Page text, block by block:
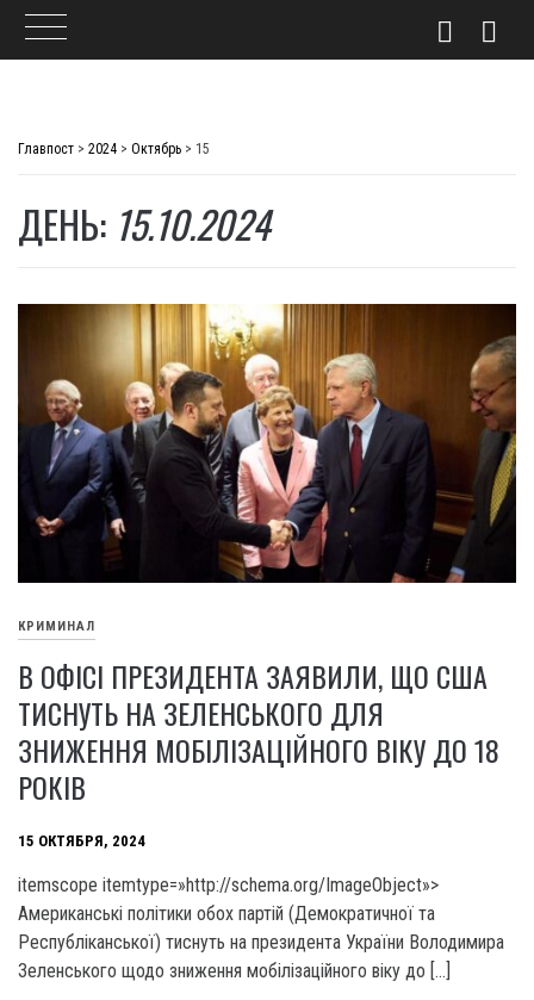
Главпост > 2024 > Октябрь > 15
ДЕНЬ: 15.10.2024
КРИМИНАЛ
В ОФІСІ ПРЕЗИДЕНТА ЗАЯВИЛИ, ЩО США
ТИСНУТЬ НА ЗЕЛЕНСЬКОГО ДЛЯ
ЗНИЖЕННЯ МОБІЛІЗАЦІЙНОГО ВІКУ ДО 18
РОКІВ
15 ОКТЯБРЯ, 2024
itemscope itemtype=»http://schema.org/ImageObject»>
Американські політики обох партій (Демократичної та
Республіканської) тиснуть на президента України Володимира
Зеленського щодо зниження мобілізаційного віку до […]